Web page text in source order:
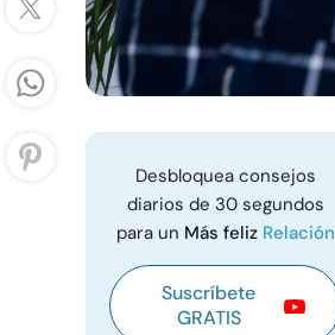
Desbloquea consejos
diarios de 30 segundos
para un Más feliz Relación
Suscríbete
GRATIS